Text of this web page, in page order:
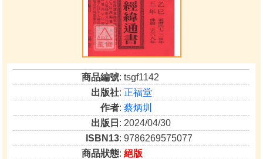
商品編號: tsgf1142
出版社: 正福堂
作者:蔡炳圳
出版日 : 2024/04/30
ISBN13: 9786269575077
商品狀態:絕版